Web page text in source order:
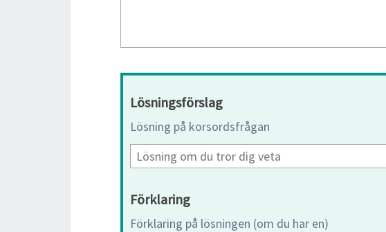
Lösningsförslag
Lösning på korsordsfrågan
Förklaring
Förklaring på lösningen (om du har en)